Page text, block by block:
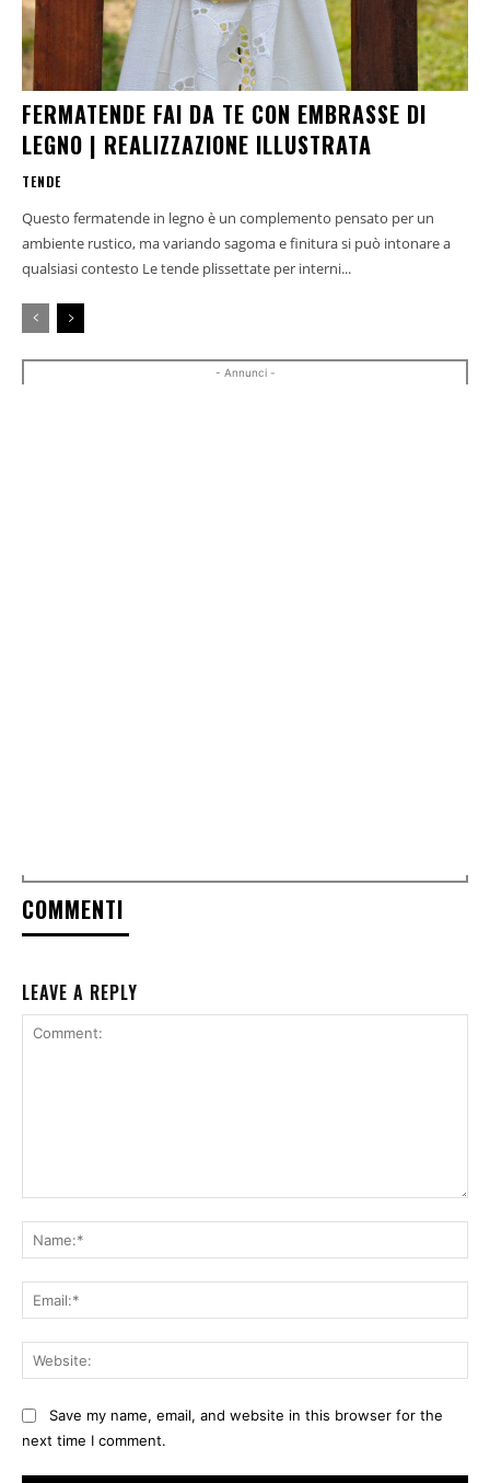
FERMATENDE FAI DA TE CON EMBRASSE DI
LEGNO | REALIZZAZIONE ILLUSTRATA
TENDE
Questo fermatende in legno è un complemento pensato per un
ambiente rustico, ma variando sagoma e finitura si può intonare a
qualsiasi contesto Le tende plissettate per interni...
- Annunci -
COMMENTI
LEAVE A REPLY
Save my name, email, and website in this browser for the
next time I comment.